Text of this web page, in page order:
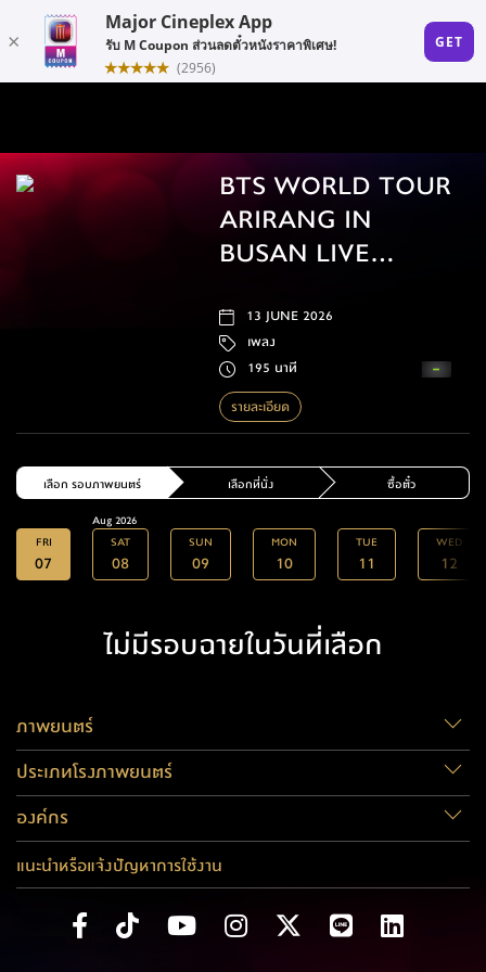
BTS WORLD TOUR
ARIRANG IN
BUSAN LIVE
13 JUNE 2026
เพลง
195 นาที
รายละเอียด
เลือก รอบภาพยนตร์ เลือกที่นั่ง ซื้อตั๋ว
FRI
07
Aug 2026
SAT
08
SUN
09
MON
10
TUE
11
WED
12
ไม่มีรอบฉายในวันที่เลือก
ภาพยนตร์
ประเภทโรงภาพยนตร์
องค์กร
แนะนำหรือแจ้งปัญหาการใช้งาน